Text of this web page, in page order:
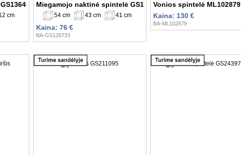
SSAN
cm
Miegamojo naktinė spintelė GS126733
54 cm 43 cm 41 cm
Kaina: 76 €
BA-GS126733
Vonios spintelė ML102879
Kaina: 130 €
BA-ML102879